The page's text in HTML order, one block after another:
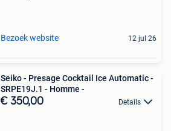
Bezoek website 12 jul 26
Seiko - Presage Cocktail Ice Automatic -
SRPE19J.1 - Homme -
€ 350,00 Details